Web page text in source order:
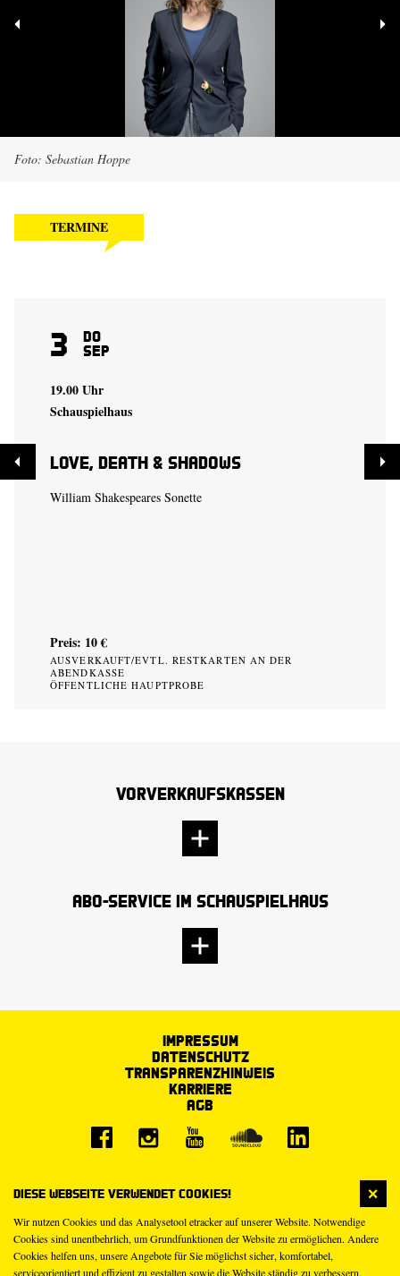
Diese Webseite verwendet Cookies!
Wir nutzen Cookies und das Analysetool etracker auf unserer Website. Notwendige
Cookies sind unentbehrlich, um Grundfunktionen der Website zu ermöglichen. Andere
Cookies helfen uns, unsere Angebote für Sie möglichst sicher, komfortabel,
serviceorientiert und effizient zu gestalten sowie die Website ständig zu verbessern.
Foto: Sebastian Hoppe
TERMINE
3 Do
Sep
19.00 Uhr
Schauspielhaus
Love, Death & Shadows
William Shakespeares Sonette
Preis: 10 €
AUSVERKAUFT/EVTL. RESTKARTEN AN DER
ABENDKASSE
ÖFFENTLICHE HAUPTPROBE
Vorverkaufskassen
Abo-Service im Schauspielhaus
Impressum
Datenschutz
Transparenzhinweis
Karriere
AGB